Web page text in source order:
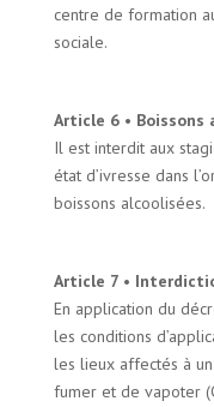
centre de formation
sociale.
Article 6 • Boissons
Il est interdit aux
état d’ivresse dans
boissons alcoolisées.
Article 7 •
En application du
les conditions
les lieux affectés à
fumer et de vapoter